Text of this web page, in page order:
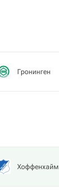
Гронинген
Хоффенхайм